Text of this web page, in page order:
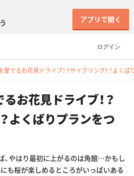
ログイン
アプリで開く
愛でるお花見ドライブ！？サイクリング！？よくば
お花見ドライブ！？
よくばりプランをつ
、やはり最初に上がるのは角館…かもし
も桜が楽しめるところがいっぱいある